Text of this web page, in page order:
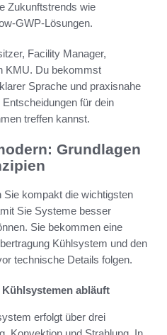
Zukunftstrends wie
GWP-Lösungen.
Facility Manager,
KMU. Du bekommst
Sprache und praxisnahe
für dein
treffen kannst.
Grundlagen
Sie kompakt die wichtigsten
Sie Systeme besser
Sie bekommen eine
Kühlsystem und den
technische Details folgen.
abläuft
erfolgt über drei